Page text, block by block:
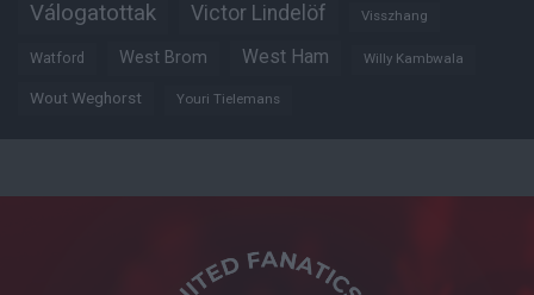
Válogatottak Victor Lindelöf Visszhang
Watford West Brom West Ham Willy Kambwala
Wout Weghorst Youri Tielemans